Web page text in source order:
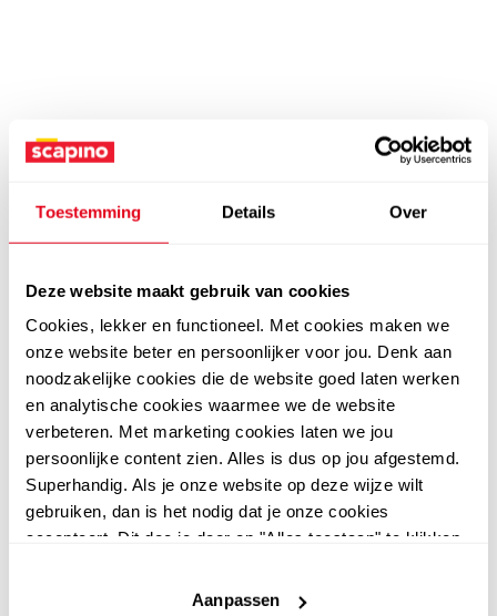
Toestemming Details Over
Deze website maakt gebruik van cookies
Cookies, lekker en functioneel. Met cookies maken we
onze website beter en persoonlijker voor jou. Denk aan
noodzakelijke cookies die de website goed laten werken
en analytische cookies waarmee we de website
verbeteren. Met marketing cookies laten we jou
persoonlijke content zien. Alles is dus op jou afgestemd.
Superhandig. Als je onze website op deze wijze wilt
gebruiken, dan is het nodig dat je onze cookies
accepteert. Dit doe je door op "Alles toestaan" te klikken.
website niet optimaal functioneert.
Aanpassen